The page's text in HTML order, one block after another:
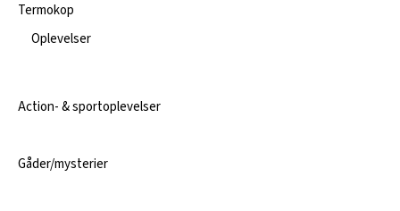
Termokop
Oplevelser
Action- & sportoplevelser
Gåder/mysterier